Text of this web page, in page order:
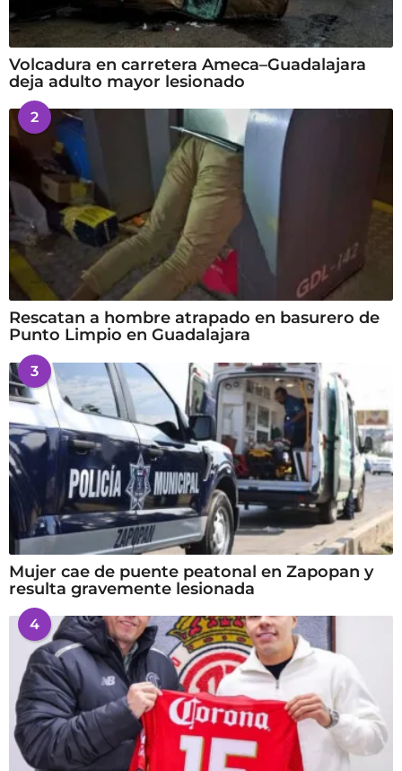
Volcadura en carretera Ameca–Guadalajara
deja adulto mayor lesionado
2
Rescatan a hombre atrapado en basurero de
Punto Limpio en Guadalajara
3
Mujer cae de puente peatonal en Zapopan y
resulta gravemente lesionada
4